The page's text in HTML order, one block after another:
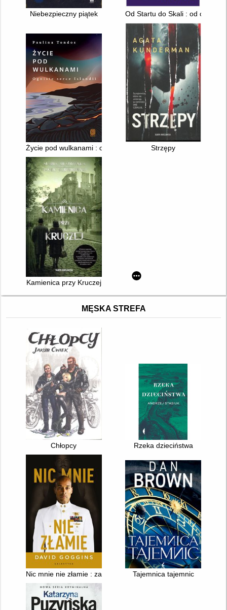
Niebezpieczny piątek Od Startu do Skali : od czego
Życie pod wulkanami : ogniste serce Islandii
Strzępy
Kamienica przy Kruczej
MĘSKA STREFA
Chłopcy Rzeka dzieciństwa
Nic mnie nie złamie : zapanuj nad swoim umysłem i pokonaj
Tajemnica tajemnic